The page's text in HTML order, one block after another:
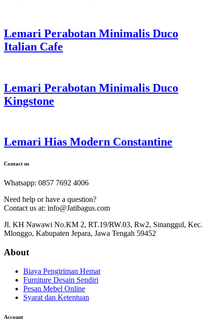
Lemari Perabotan Minimalis Duco
Italian Cafe
Lemari Perabotan Minimalis Duco
Kingstone
Lemari Hias Modern Constantine
Contact us
Whatsapp: 0857 7692 4006
Need help or have a question?
Contact us at: info@Jatibagus.com
Jl. KH Nawawi No.KM 2, RT.19/RW.03, Rw2, Sinanggul, Kec.
Mlonggo, Kabupaten Jepara, Jawa Tengah 59452
About
Biaya Pengiriman Hemat
Furniture Desain Sendiri
Pesan Mebel Online
Syarat dan Ketentuan
Account